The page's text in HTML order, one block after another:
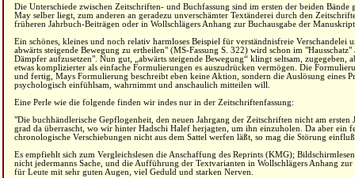
Die Unterschiede zwischen Zeitschriften- und Buchfassung sind im ersten der beiden
May selber liegt, zum anderen an geradezu unverschämter Textänderei durch den
früheren Jahrbuch-Beiträgen oder in Wollschlägers Anhang zur Buchausgabe der
Ein schönes, kleines und noch relativ harmloses Beispiel für verständnisfreie
abwärts steigende Bewegung zu ertheilen" (MS-Fassung S. 322) wird schon im
Dämpfer aufzusetzen". Nun gut, „abwärts steigende Bewegung“ klingt seltsam,
etwas komplizierter als einfache Formulierungen es auszudrücken vermögen. Die
und fertig, Mays Formulierung beschreibt eben keine Aktion, sondern die Auslösung eines
psychologisch einfühlsam, wahrnimmt und anschaulich mitteilen will.
Eine Perle wie die folgende finden wir indes nur in der Zeitschriftenfassung:
"Die buchhändlerische Gepflogenheit, den neuen Jahrgang der Zeitschriften nicht am
grad da überrascht, wo wir hinter Hadschi Halef herjagten, um ihn einzuholen. Da aber ein
chronologische Verschiebungen nicht aus dem Sattel werfen läßt, so mag die Störung
Es empfiehlt sich zum Vergleichslesen die Anschaffung des Reprints (KMG);
nicht jedermanns Sache, und die Aufführung der Textvarianten in Wollschlägers Anhang
für Leute mit sehr guten Augen, viel Geduld und starken Nerven.